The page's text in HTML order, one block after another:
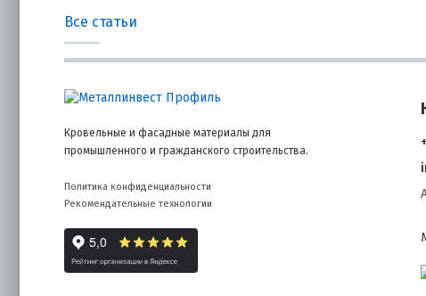
Все статьи
Кровельные и фасадные материалы для
промышленного и гражданского строительства.
Политика конфиденциальности
Рекомендательные технологии